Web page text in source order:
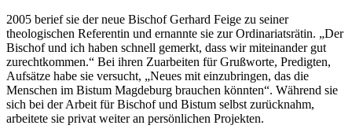
2005 berief sie der neue Bischof Gerhard Feige zu seiner
theologischen Referentin und ernannte sie zur Ordinariatsrätin. „Der
Bischof und ich haben schnell gemerkt, dass wir miteinander gut
zurechtkommen.“ Bei ihren Zuarbeiten für Grußworte, Predigten,
Aufsätze habe sie versucht, „Neues mit einzubringen, das die
Menschen im Bistum Magdeburg brauchen könnten“. Während sie
sich bei der Arbeit für Bischof und Bistum selbst zurücknahm,
arbeitete sie privat weiter an persönlichen Projekten.